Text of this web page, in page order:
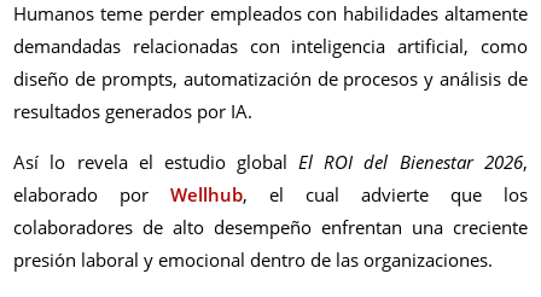
Humanos teme perder empleados con habilidades altamente
demandadas relacionadas con inteligencia artificial, como
diseño de prompts, automatización de procesos y análisis de
resultados generados por IA.
Así lo revela el estudio globalEl ROI del Bienestar 2026,
elaborado porWellhub, el cual advierte que los
colaboradores de alto desempeño enfrentan una creciente
presión laboral y emocional dentro de las organizaciones.